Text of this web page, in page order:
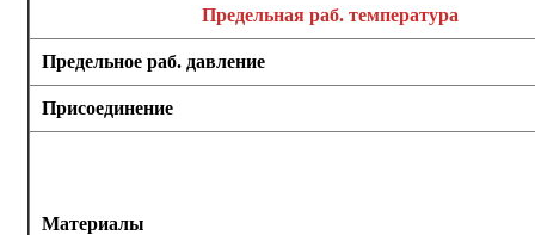
Предельная раб. температура
Предельное раб. давление
Присоединение
Материалы